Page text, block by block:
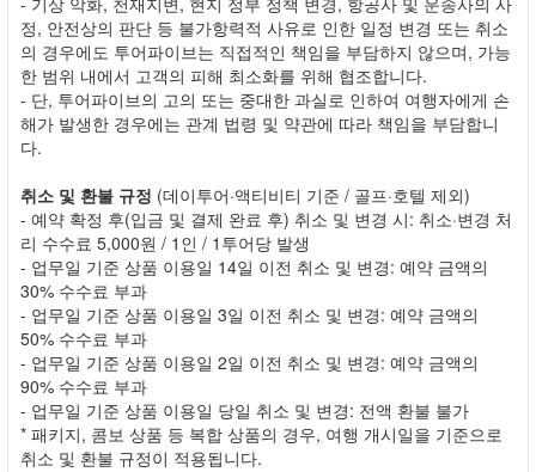
정, 안전상의 판단 등 불가항력적 사유로 인한 일정 변경 또는 취소
의 경우에도 투어파이브는 직접적인 책임을 부담하지 않으며, 가능
한 범위 내에서 고객의 피해 최소화를 위해 협조합니다.
- 단, 투어파이브의 고의 또는 중대한 과실로 인하여 여행자에게 손
해가 발생한 경우에는 관계 법령 및 약관에 따라 책임을 부담합니
다.
취소 및 환불 규정 (데이투어·액티비티 기준 / 골프·호텔 제외)
- 예약 확정 후(입금 및 결제 완료 후) 취소 및 변경 시: 취소·변경 처
리 수수료 5,000원 / 1인 / 1투어당 발생
- 업무일 기준 상품 이용일 14일 이전 취소 및 변경: 예약 금액의
30% 수수료 부과
- 업무일 기준 상품 이용일 3일 이전 취소 및 변경: 예약 금액의
50% 수수료 부과
- 업무일 기준 상품 이용일 2일 이전 취소 및 변경: 예약 금액의
90% 수수료 부과
- 업무일 기준 상품 이용일 당일 취소 및 변경: 전액 환불 불가
* 패키지, 콤보 상품 등 복합 상품의 경우, 여행 개시일을 기준으로
취소 및 환불 규정이 적용됩니다.